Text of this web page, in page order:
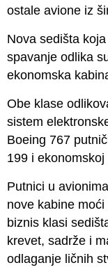
ostale avione iz
Nova sedišta
spavanje odlika
ekonomska
Obe klase
sistem
Boeing 767
199 i
Putnici u
nove kabine
biznis klasi
krevet, sadrže i
odlaganje ličnih